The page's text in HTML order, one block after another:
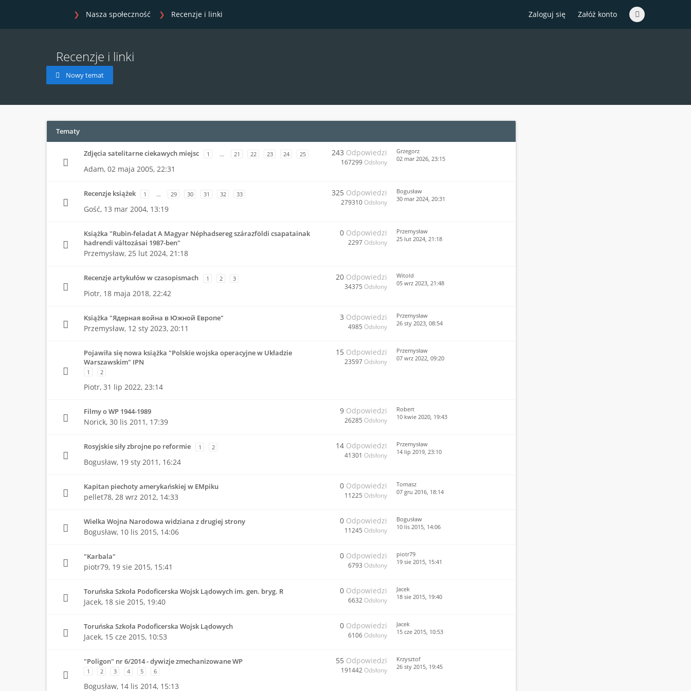
Zaloguj się Załóż konto
Nasza społeczność Recenzje i linki
Recenzje i linki
Nowy temat
Tematy
Zdjęcia satelitarne ciekawych miejsc 1 … 21 22 23 24 25
Adam, 02 maja 2005, 22:31
243 Odpowiedzi
167299 Odsłony
Grzegorz
02 mar 2026, 23:15
Recenzje książek 1 … 29 30 31 32 33
Gość, 13 mar 2004, 13:19
325 Odpowiedzi
279310 Odsłony
Bogusław
30 mar 2024, 20:31
Książka "Rubin-feladat A Magyar Néphadsereg szárazföldi csapatainak
hadrendi változásai 1987-ben"
Przemysław, 25 lut 2024, 21:18
0 Odpowiedzi
2297 Odsłony
Przemysław
25 lut 2024, 21:18
Recenzje artykułów w czasopismach 1 2 3
Piotr, 18 maja 2018, 22:42
20 Odpowiedzi
34375 Odsłony
Witold
05 wrz 2023, 21:48
Książka "Ядерная война в Южной Европе"
Przemysław, 12 sty 2023, 20:11
3 Odpowiedzi
4985 Odsłony
Przemysław
26 sty 2023, 08:54
Pojawiła się nowa książka "Polskie wojska operacyjne w Układzie
Warszawskim" IPN
1 2
Piotr, 31 lip 2022, 23:14
15 Odpowiedzi
23597 Odsłony
Przemysław
07 wrz 2022, 09:20
Filmy o WP 1944-1989
Norick, 30 lis 2011, 17:39
9 Odpowiedzi
26285 Odsłony
Robert
10 kwie 2020, 19:43
Rosyjskie siły zbrojne po reformie 1 2
Bogusław, 19 sty 2011, 16:24
14 Odpowiedzi
41301 Odsłony
Przemysław
14 lip 2019, 23:10
Kapitan piechoty amerykańskiej w EMpiku
pellet78, 28 wrz 2012, 14:33
0 Odpowiedzi
11225 Odsłony
Tomasz
07 gru 2016, 18:14
Wielka Wojna Narodowa widziana z drugiej strony
Bogusław, 10 lis 2015, 14:06
0 Odpowiedzi
11245 Odsłony
Bogusław
10 lis 2015, 14:06
"Karbala"
piotr79, 19 sie 2015, 15:41
0 Odpowiedzi
6793 Odsłony
piotr79
19 sie 2015, 15:41
Toruńska Szkoła Podoficerska Wojsk Lądowych im. gen. bryg. R
Jacek, 18 sie 2015, 19:40
0 Odpowiedzi
6632 Odsłony
Jacek
18 sie 2015, 19:40
Toruńska Szkoła Podoficerska Wojsk Lądowych
Jacek, 15 cze 2015, 10:53
0 Odpowiedzi
6106 Odsłony
Jacek
15 cze 2015, 10:53
"Poligon" nr 6/2014 - dywizje zmechanizowane WP
1 2 3 4 5 6
Bogusław, 14 lis 2014, 15:13
55 Odpowiedzi
191442 Odsłony
Krzysztof
26 sty 2015, 19:45